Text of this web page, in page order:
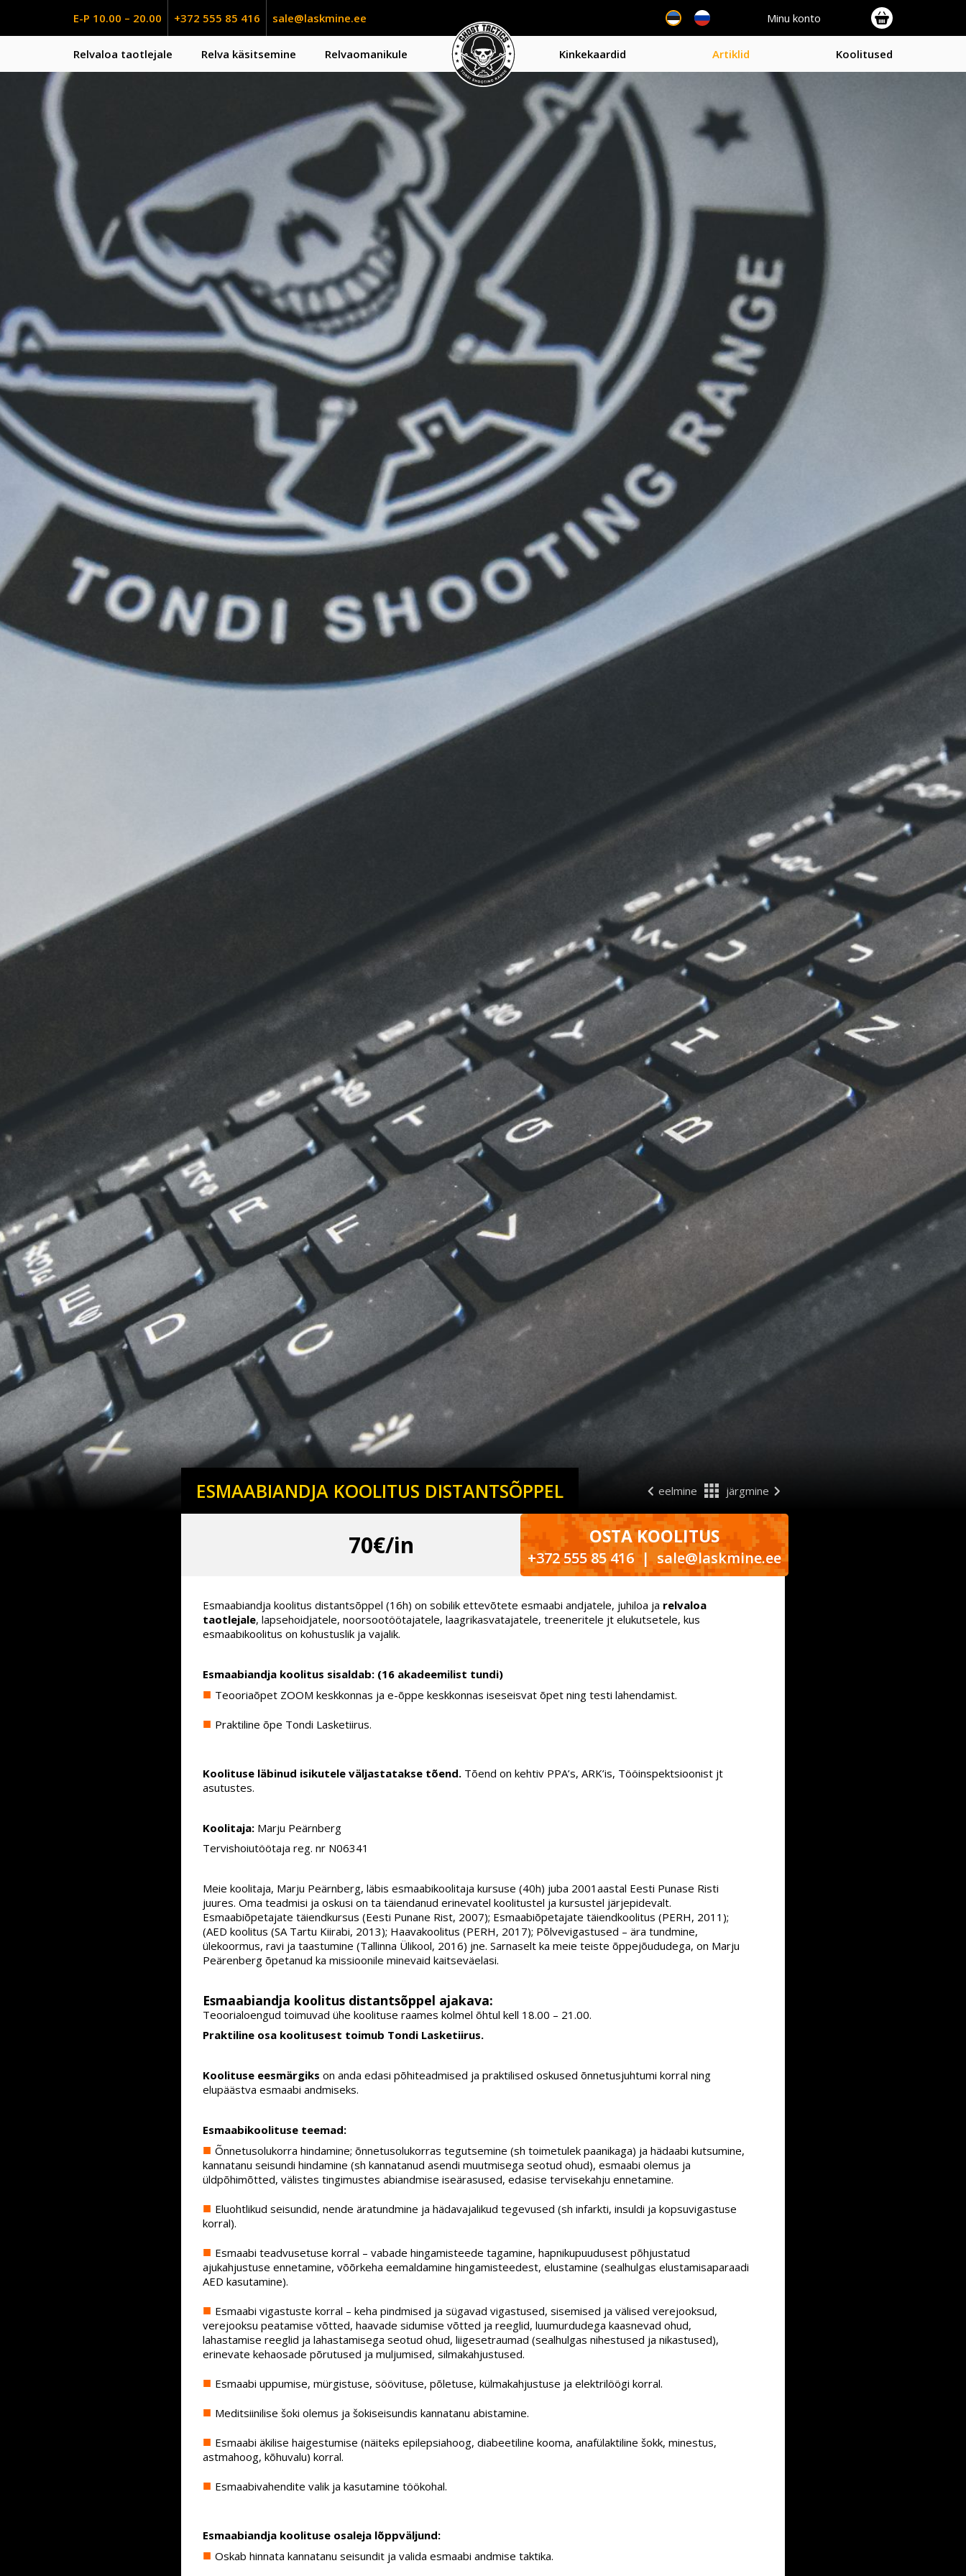
E-P 10.00 – 20.00 +372 555 85 416 sale@laskmine.ee Minu konto
Relvaloa taotlejale Relva käsitsemine Relvaomanikule Kinkekaardid Artiklid Koolitused
ESMAABIANDJA KOOLITUS DISTANTSÕPPEL eelmine järgmine
70€/in OSTA KOOLITUS
+372 555 85 416 | sale@laskmine.ee
Esmaabiandja koolitus distantsõppel (16h) on sobilik ettevõtete esmaabi andjatele, juhiloa ja relvaloa
taotlejale, lapsehoidjatele, noorsootöötajatele, laagrikasvatajatele, treeneritele jt elukutsetele, kus
esmaabikoolitus on kohustuslik ja vajalik.
Esmaabiandja koolitus sisaldab: (16 akadeemilist tundi)
Teooriaõpet ZOOM keskkonnas ja e-õppe keskkonnas iseseisvat õpet ning testi lahendamist.
Praktiline õpe Tondi Lasketiirus.
Koolituse läbinud isikutele väljastatakse tõend. Tõend on kehtiv PPA’s, ARK’is, Tööinspektsioonist jt
asutustes.
Koolitaja: Marju Peärnberg
Tervishoiutöötaja reg. nr N06341
Meie koolitaja, Marju Peärnberg, läbis esmaabikoolitaja kursuse (40h) juba 2001aastal Eesti Punase Risti
juures. Oma teadmisi ja oskusi on ta täiendanud erinevatel koolitustel ja kursustel järjepidevalt.
Esmaabiõpetajate täiendkursus (Eesti Punane Rist, 2007); Esmaabiõpetajate täiendkoolitus (PERH, 2011);
(AED koolitus (SA Tartu Kiirabi, 2013); Haavakoolitus (PERH, 2017); Põlvevigastused – ära tundmine,
ülekoormus, ravi ja taastumine (Tallinna Ülikool, 2016) jne. Sarnaselt ka meie teiste õppejõududega, on Marju
Peärenberg õpetanud ka missioonile minevaid kaitseväelasi.
Esmaabiandja koolitus distantsõppel ajakava:
Teoorialoengud toimuvad ühe koolituse raames kolmel õhtul kell 18.00 – 21.00.
Praktiline osa koolitusest toimub Tondi Lasketiirus.
Koolituse eesmärgiks on anda edasi põhiteadmised ja praktilised oskused õnnetusjuhtumi korral ning
elupäästva esmaabi andmiseks.
Esmaabikoolituse teemad:
Õnnetusolukorra hindamine; õnnetusolukorras tegutsemine (sh toimetulek paanikaga) ja hädaabi kutsumine,
kannatanu seisundi hindamine (sh kannatanud asendi muutmisega seotud ohud), esmaabi olemus ja
üldpõhimõtted, välistes tingimustes abiandmise iseärasused, edasise tervisekahju ennetamine.
Eluohtlikud seisundid, nende äratundmine ja hädavajalikud tegevused (sh infarkti, insuldi ja kopsuvigastuse
korral).
Esmaabi teadvusetuse korral – vabade hingamisteede tagamine, hapnikupuudusest põhjustatud
ajukahjustuse ennetamine, võõrkeha eemaldamine hingamisteedest, elustamine (sealhulgas elustamisaparaadi
AED kasutamine).
Esmaabi vigastuste korral – keha pindmised ja sügavad vigastused, sisemised ja välised verejooksud,
verejooksu peatamise võtted, haavade sidumise võtted ja reeglid, luumurdudega kaasnevad ohud,
lahastamise reeglid ja lahastamisega seotud ohud, liigesetraumad (sealhulgas nihestused ja nikastused),
erinevate kehaosade põrutused ja muljumised, silmakahjustused.
Esmaabi uppumise, mürgistuse, söövituse, põletuse, külmakahjustuse ja elektrilöögi korral.
Meditsiinilise šoki olemus ja šokiseisundis kannatanu abistamine.
Esmaabi äkilise haigestumise (näiteks epilepsiahoog, diabeetiline kooma, anafülaktiline šokk, minestus,
astmahoog, kõhuvalu) korral.
Esmaabivahendite valik ja kasutamine töökohal.
Esmaabiandja koolituse osaleja lõppväljund:
Oskab hinnata kannatanu seisundit ja valida esmaabi andmise taktika.